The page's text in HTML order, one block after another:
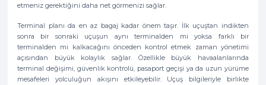
etmeniz gerektiğini daha net görmenizi sağlar.
Terminal planı da en az bagaj kadar önem taşır. İlk uçuştan indikten
sonra bir sonraki uçuşun aynı terminalden mi yoksa farklı bir
terminalden mi kalkacağını önceden kontrol etmek zaman yönetimi
açısından büyük kolaylık sağlar. Özellikle büyük havaalanlarında
terminal değişimi, güvenlik kontrolü, pasaport geçişi ya da uzun yürüme
mesafeleri yolculuğun akışını etkileyebilir. Uçuş bilgileriyle birlikte